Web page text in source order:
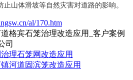
山体滑坡等自然灾害对道路的影响。
al/170.htm
格宾石笼治理改造应用_客户案例
司
理石笼网改造应用
河道固滨笼改造应用